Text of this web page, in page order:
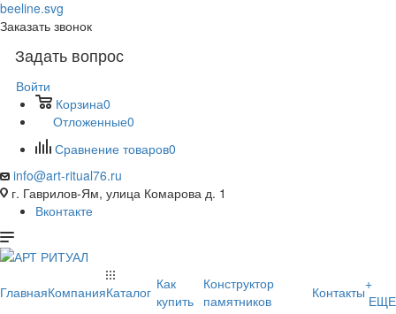
Заказать звонок
Задать вопрос
Войти
Корзина0
Отложенные0
Сравнение товаров0
info@art-ritual76.ru
г. Гаврилов-Ям, улица Комарова д. 1
Вконтакте
ГлавнаяКомпанияКаталог Как
купить
Конструктор
памятников
Контакты+
ЕЩЕ